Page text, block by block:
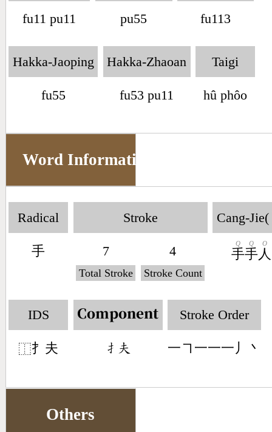
fu11 pu11 pu55 fu113
Hakka-Jaoping
fu55
Hakka-Zhaoan
fu53 pu11
Taigi
hû phôo
Word Information
Radical
手
Stroke
7
Total Stroke
4
Stroke Count
Cang-Jie(
手
Q
手
Q
人
O
IDS
⿰扌夫
Component
󶃛󶂯
Stroke Order
一㇕一一一丿丶
Others